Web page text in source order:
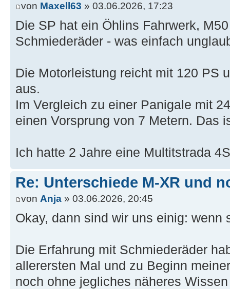
von Maxell63 » 03.06.2026, 17:23
Die SP hat ein Öhlins Fahrwerk,
Schmiederäder - was einfach
Die Motorleistung reicht mit 120 PS
aus.
Im Vergleich zu einer Panigale mit
einen Vorsprung von 7 Metern. Das
Ich hatte 2 Jahre eine Multitstrada 4S
Re: Unterschiede M-XR und
von Anja » 03.06.2026, 20:45
Okay, dann sind wir uns einig: wenn
Die Erfahrung mit Schmiederäder
allerersten Mal und zu Beginn
noch ohne jegliches näheres